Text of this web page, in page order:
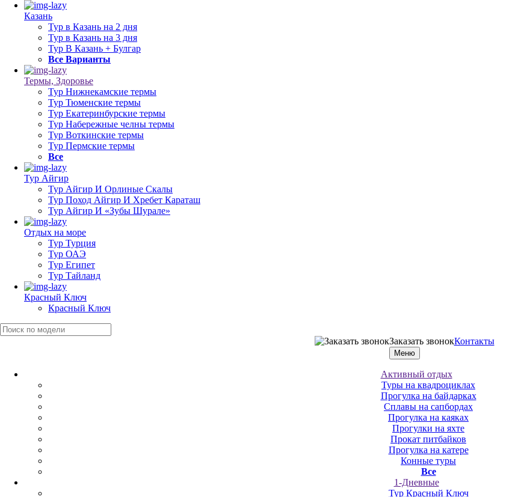
Казань
Тур в Казань на 2 дня
Тур в Казань на 3 дня
Тур В Казань + Булгар
Все Варианты
Термы, Здоровье
Тур Нижнекамские термы
Тур Тюменские термы
Тур Екатеринбурские термы
Тур Набережные челны термы
Тур Воткинские термы
Тур Пермские термы
Все
Тур Айгир
Тур Айгир И Орлиные Скалы
Тур Поход Айгир И Хребет Караташ
Тур Айгир И «Зубы Шурале»
Отдых на море
Тур Турция
Тур ОАЭ
Тур Египет
Тур Тайланд
Красный Ключ
Красный Ключ
Заказать звонокКонтакты
Меню
Активный отдых
Туры на квадроциклах
Прогулка на байдарках
Сплавы на сапбордах
Прогулка на каяках
Прогулки на яхте
Прокат питбайков
Прогулка на катере
Конные туры
Все
1-Дневные
Тур Красный Ключ